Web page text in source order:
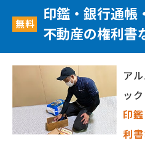
無料
印鑑・銀行通帳
不動産の権利書
ア
ッ
印
利